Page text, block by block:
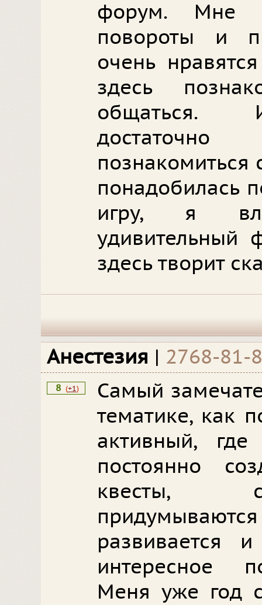
форум. Мне
повороты и
очень
здесь
общаться.
понадобилась
игру, я
удивительный
здесь творит
Анестезия | 2768-81-
8 (+1)
Самый
тематике, как
активный,
постоянно
квесты,
развивается
интересное
Меня уже год